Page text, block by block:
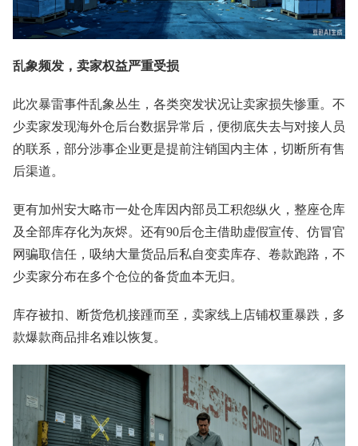
乱象频发，卖家权益严重受损
此次暴雷事件乱象丛生，各类突发状况让卖家损失惨重。不
少卖家发现海外仓后台数据异常后，便彻底失去与对接人员
的联系，部分涉事企业更是提前注销国内主体，切断所有售
后渠道。
更有加州安大略市一处仓库因内部员工积怨纵火，整座仓库
及全部库存化为灰烬。还有90后仓主借助虚假宣传、仿冒官
网骗取信任，吸纳大量货品后私自变卖库存、卷款跑路，不
少卖家分布在多个仓位的备货血本无归。
库存被扣、断货危机接踵而至，卖家线上店铺权重暴跌，多
款爆款商品排名难以恢复。